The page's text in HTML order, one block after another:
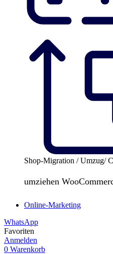
Shop-Migration / Umzug/
umziehen
Online-Marketing
WhatsApp
Favoriten
Anmelden
0 Warenkorb